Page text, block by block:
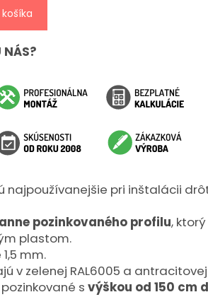
NÁS?
najpoužívanejšie pri inštalácii
pozinkovaného profilu,
plastom.
mm.
v zelenej RAL6005 a
s výškou od 150 cm